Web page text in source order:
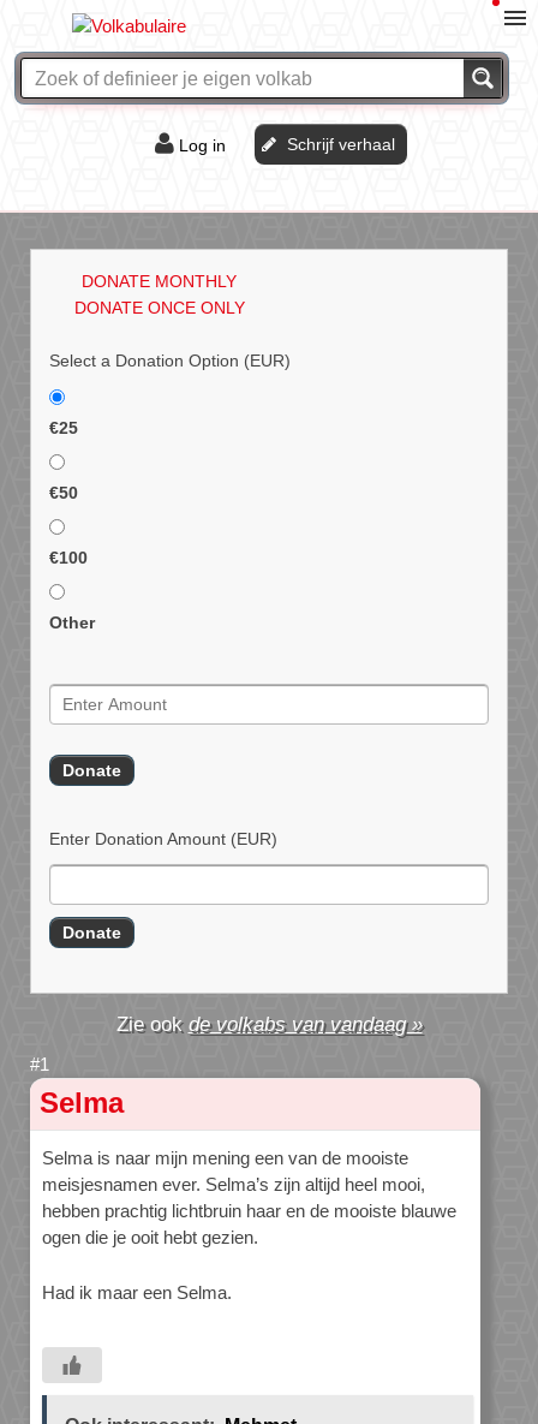
Log in Schrijf verhaal
DONATE MONTHLY
DONATE ONCE ONLY
Select a Donation Option (EUR)
€25
€50
€100
Other
Enter Donation Amount (EUR)
de volkabs van vandaag »
Selma
Selma is naar mijn mening een van de mooiste
meisjesnamen ever. Selma’s zijn altijd heel mooi,
hebben prachtig lichtbruin haar en de mooiste blauwe
ogen die je ooit hebt gezien.
Had ik maar een Selma.